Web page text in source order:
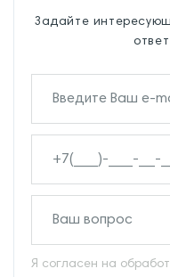
Задайте
Я согласен на